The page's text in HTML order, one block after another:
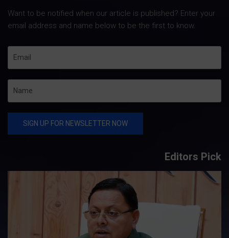
Want to be notified when our article is published? Enter your
email address and name below to be the first to know.
Editors Pick